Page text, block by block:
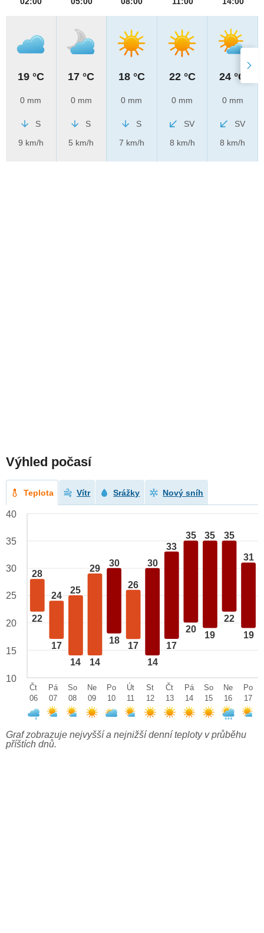
19 °C
0 mm
S
9 km/h
17 °C
0 mm
S
5 km/h
18 °C
0 mm
S
7 km/h
22 °C
0 mm
SV
8 km/h
24 °C
0 mm
SV
8 km/h
Výhled počasí
Teplota Vítr Srážky Nový sníh
28
22
24
17
25
14
29
14
30
18
26
17
30
14
33
17
35
20
35
19
35
22
31
19
40
35
30
25
20
15
10
Čt
06
Pá
07
So
08
Ne
09
Po
10
Út
11
St
12
Čt
13
Pá
14
So
15
Ne
16
Po
17
Graf zobrazuje nejvyšší a nejnižší denní teploty v průběhu
příštích dnů.